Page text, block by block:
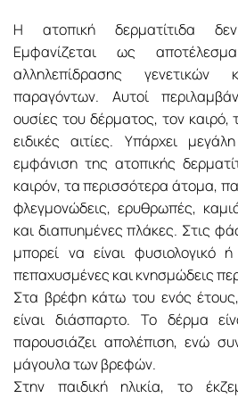
Η ατοπική δερματίτιδα
Εμφανίζεται ως
αλληλεπίδρασης γενετικών
παραγόντων. Αυτοί
ουσίες του δέρματος, τον καιρό,
ειδικές αιτίες. Υπάρχει
εμφάνιση της ατοπικής
καιρόν, τα περισσότερα άτομα,
φλεγμονώδεις, ερυθρωπές,
και διαπυημένες πλάκες. Στις
μπορεί να είναι φυσιολογικό
πεπαχυσμένες και κνησμώδεις
Στα βρέφη κάτω του ενός
είναι διάσπαρτο. Το δέρμα
παρουσιάζει απολέπιση, ενώ
μάγουλα των βρεφών.
Στην παιδική ηλικία, το